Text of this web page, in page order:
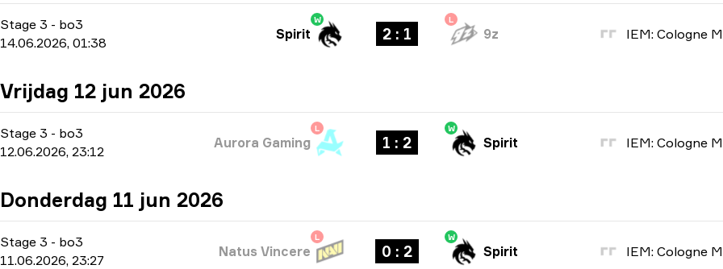
Stage 3 - bo3
14.06.2026, 01:38
W
Spirit 2 : 1
L
9z
Vrijdag 12 jun 2026
Stage 3 - bo3
12.06.2026, 23:12
L
Aurora Gaming 1 : 2
W
Spirit
Donderdag 11 jun 2026
Stage 3 - bo3
11.06.2026, 23:27
L
Natus Vincere 0 : 2
W
Spirit